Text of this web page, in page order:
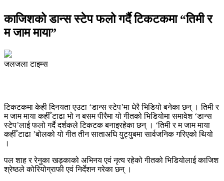
काजिशको डान्स स्टेप फलो गर्दै टिकटकमा “तिमी र
म जाम माया”
जलजला टाइम्स
टिकटकमा केही दिनयता एउटा ‘डान्स स्टेप’मा धेरै भिडियो बनेका छन् । तिमी र
म जाम माया कहीँ टाढा भो न बसम पीरैमा यो गीतको भिडियोमा समावेश ‘डान्स
स्टेप’लाई फलो गर्दै दर्शकले टिकटक बनाइरहेका छन् । ‘तिमी र म जाम माया
कहीँ टाढा ’बोलको यो गीत तीन साताअघि युट्युबमा सार्वजनिक गरिएको थियो
।
पल शाह र रेनुका खड्काको अभिनय एवं नृत्य रहेको गीतको भिडियोलाई काजिश
श्रेष्ठले कोरियोग्राफी एवं निर्देशन गरेका छन् ।